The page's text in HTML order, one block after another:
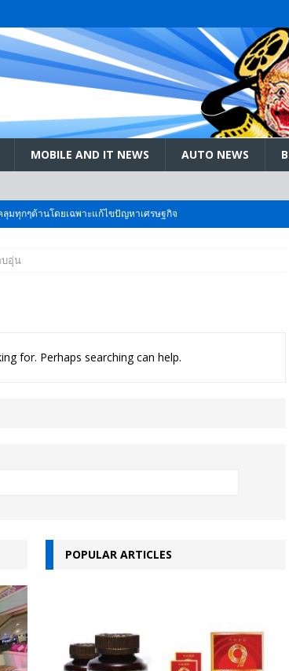
MOBILE AND IT NEWS AUTO NEWS
ทุกๆด้านโดยเฉพาะแก้ไขปัญหาเศรษฐกิจ
ที่คนรักรถ ไม่ควรพลาด 25 มีค. – 5
แนนนิยม ‘ส้ม’ พุ่งชนกำแพง ‘บ้านใหญ่’ ใน
อุ่น
for. Perhaps searching can help.
POPULAR ARTICLES